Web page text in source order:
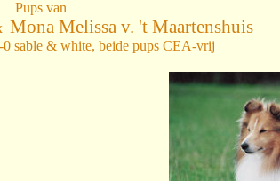
Pups van
Mona Melissa v. 't Maartenshuis
sable & white, beide pups CEA-vrij